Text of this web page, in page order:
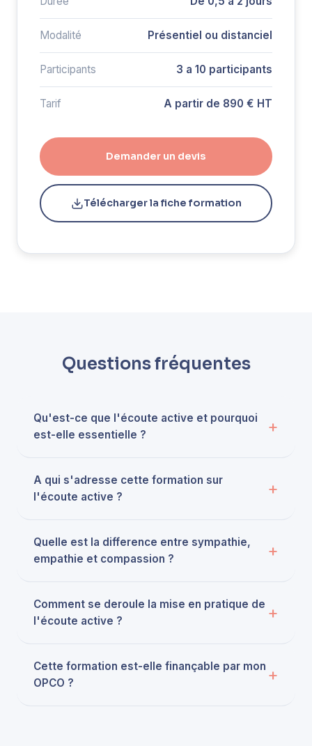
Modalité Présentiel ou distanciel
Participants 3 a 10 participants
Tarif A partir de 890 € HT
Demander un devis
Télécharger la fiche formation
Questions fréquentes
Qu'est-ce que l'écoute active et pourquoi
est-elle essentielle ?
A qui s'adresse cette formation sur
l'écoute active ?
Quelle est la difference entre sympathie,
empathie et compassion ?
Comment se deroule la mise en pratique de
l'écoute active ?
Cette formation est-elle finançable par mon
OPCO ?